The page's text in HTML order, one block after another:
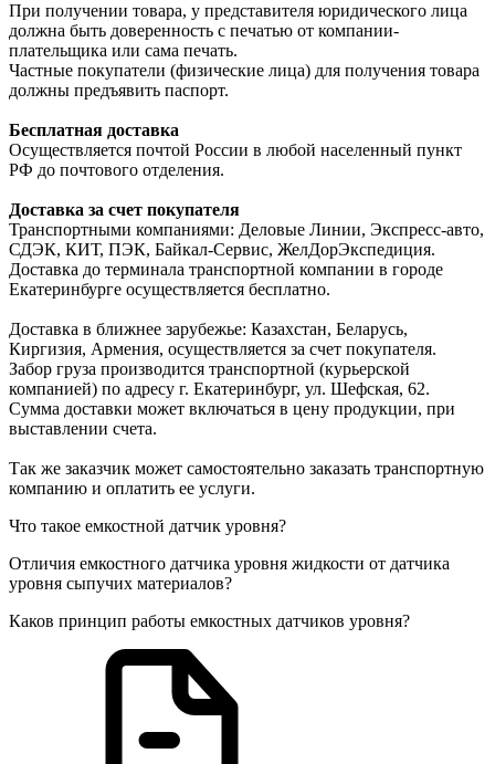
При получении товара, у представителя юридического лица
должна быть доверенность с печатью от компании-
плательщика или сама печать.
Частные покупатели (физические лица) для получения товара
должны предъявить паспорт.
Бесплатная доставка
Осуществляется почтой России в любой населенный пункт
РФ до почтового отделения.
Доставка за счет покупателя
Транспортными компаниями: Деловые Линии, Экспресс-авто,
СДЭК, КИТ, ПЭК, Байкал-Сервис, ЖелДорЭкспедиция.
Доставка до терминала транспортной компании в городе
Екатеринбурге осуществляется бесплатно.
Доставка в ближнее зарубежье: Казахстан, Беларусь,
Киргизия, Армения, осуществляется за счет покупателя.
Забор груза производится транспортной (курьерской
компанией) по адресу г. Екатеринбург, ул. Шефская, 62.
Сумма доставки может включаться в цену продукции, при
выставлении счета.
Так же заказчик может самостоятельно заказать транспортную
компанию и оплатить ее услуги.
Что такое емкостной датчик уровня?
Отличия емкостного датчика уровня жидкости от датчика
уровня сыпучих материалов?
Каков принцип работы емкостных датчиков уровня?